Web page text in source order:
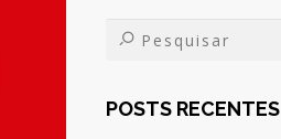
POSTS RECENTES